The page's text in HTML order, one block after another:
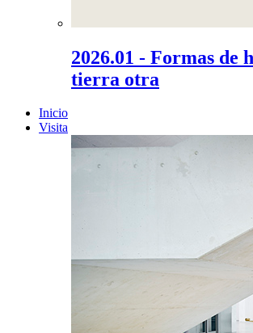
2026.01 - Formas de
tierra otra
Inicio
Visita